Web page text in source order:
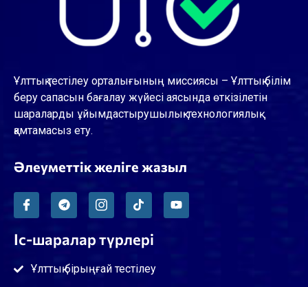
Ұлттық тестілеу орталығының миссиясы – Ұлттық білім
беру сапасын бағалау жүйесі аясында өткізілетін
шараларды ұйымдастырушылық-технологиялық
қамтамасыз ету.
Әлеуметтік желіге жазыл
Іс-шаралар түрлері
Ұлттық бірыңғай тестілеу